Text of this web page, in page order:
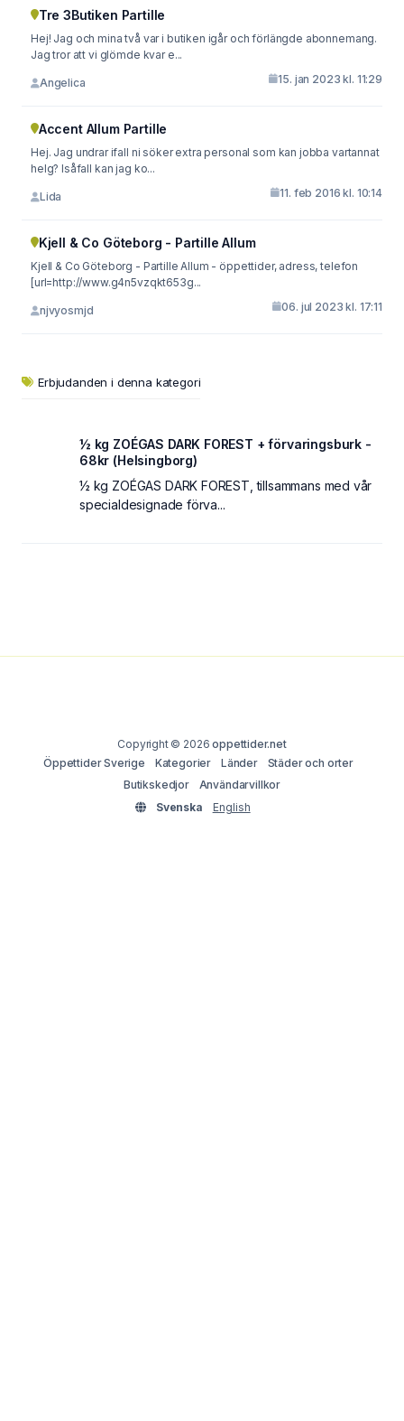
Tre 3Butiken Partille
Hej! Jag och mina två var i butiken igår och förlängde abonnemang.
Jag tror att vi glömde kvar e...
Angelica 15. jan 2023 kl. 11:29
Accent Allum Partille
Hej. Jag undrar ifall ni söker extra personal som kan jobba vartannat
helg? Isåfall kan jag ko...
Lida 11. feb 2016 kl. 10:14
Kjell & Co Göteborg - Partille Allum
Kjell & Co Göteborg - Partille Allum - öppettider, adress, telefon
[url=http://www.g4n5vzqkt653g...
njvyosmjd 06. jul 2023 kl. 17:11
Erbjudanden i denna kategori
½ kg ZOÉGAS DARK FOREST + förvaringsburk -
68kr (Helsingborg)
½ kg ZOÉGAS DARK FOREST, tillsammans med vår
specialdesignade förva...
Copyright © 2026oppettider.net
Öppettider Sverige
Kategorier Länder
Städer och orter
Butikskedjor
Användarvillkor
Svenska
English